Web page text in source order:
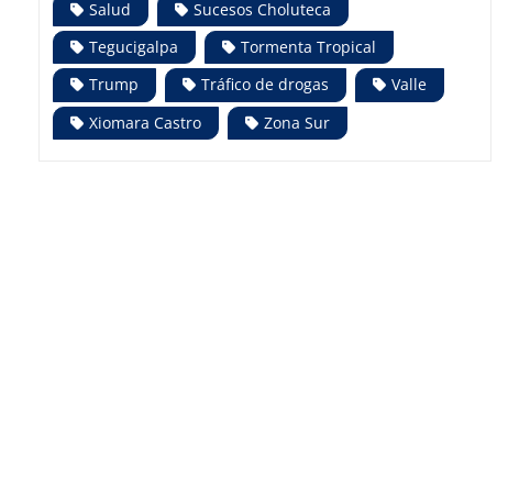
Salud
Sucesos Choluteca
Tegucigalpa
Tormenta Tropical
Trump
Tráfico de drogas
Valle
Xiomara Castro
Zona Sur